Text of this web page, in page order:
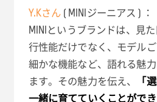
Y.Kさん ( MINIジーニアス ) ：
MINIというブランドは、見
行性能だけでなく、モデルご
細かな機能など、語れる魅
ます。その魅力を伝え、
「
一緒に育てていくことがで